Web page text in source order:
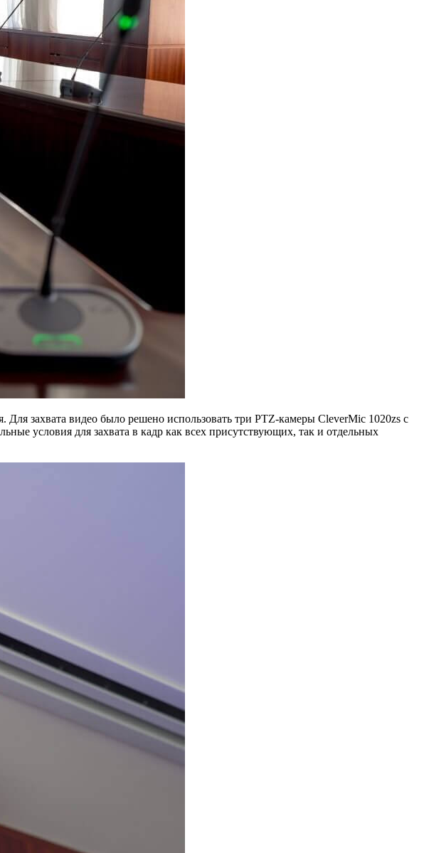
захвата видео было решено использовать три PTZ-камеры CleverMic 1020zs с
условия для захвата в кадр как всех присутствующих, так и отдельных